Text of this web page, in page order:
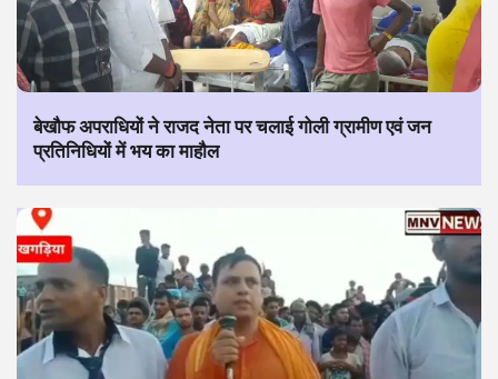
बेखौफ अपराधियों ने राजद नेता पर चलाई गोली ग्रामीण एवं जन
प्रतिनिधियों में भय का माहौल